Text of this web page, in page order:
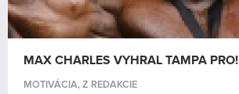
MAX CHARLES VYHRAL TAMPA PRO!
MOTIVÁCIA,Z REDAKCIE